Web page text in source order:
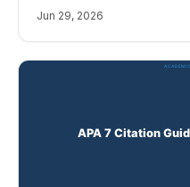
журнальних статей,
Jun 29, 2026